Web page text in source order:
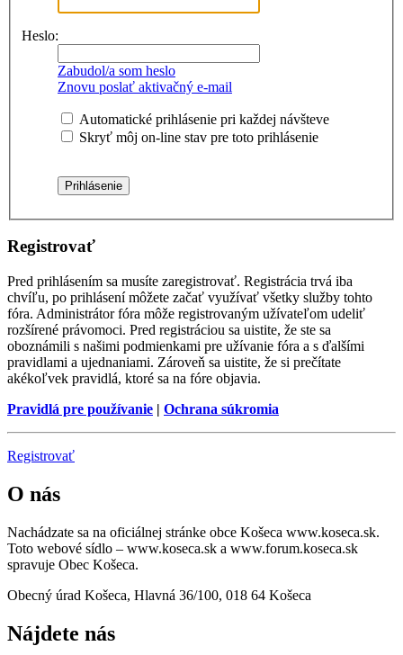
Heslo:
Zabudol/a som heslo
Znovu poslať aktivačný e-mail
Automatické prihlásenie pri každej návšteve
Skryť môj on-line stav pre toto prihlásenie
Registrovať
Pred prihlásením sa musíte zaregistrovať. Registrácia trvá iba
chvíľu, po prihlásení môžete začať využívať všetky služby tohto
fóra. Administrátor fóra môže registrovaným užívateľom udeliť
rozšírené právomoci. Pred registráciou sa uistite, že ste sa
oboznámili s našimi podmienkami pre užívanie fóra a s ďalšími
pravidlami a ujednaniami. Zároveň sa uistite, že si prečítate
akékoľvek pravidlá, ktoré sa na fóre objavia.
Pravidlá pre používanie | Ochrana súkromia
Registrovať
O nás
Nachádzate sa na oficiálnej stránke obce Košeca www.koseca.sk.
Toto webové sídlo – www.koseca.sk a www.forum.koseca.sk
spravuje Obec Košeca.
Obecný úrad Košeca, Hlavná 36/100, 018 64 Košeca
Nájdete nás